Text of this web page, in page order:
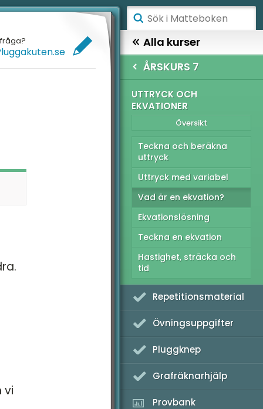
vi
Alla kurser
HÖGSTADIET
och procent
ÅRSKURS 7
UTTRYCK OCH
EKVATIONER
Översikt
Teckna och beräkna
uttryck
Uttryck med variabel
Vad är en ekvation?
Ekvationslösning
Teckna en ekvation
Hastighet, sträcka och
tid
Repetitionsmaterial
Övningsuppgifter
Pluggknep
Grafräknarhjälp
Provbank
VERKTYG